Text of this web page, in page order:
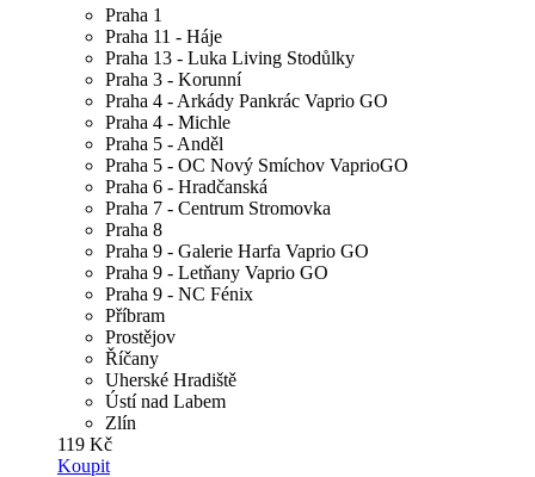
Praha 1
Praha 11 - Háje
Praha 13 - Luka Living Stodůlky
Praha 3 - Korunní
Praha 4 - Arkády Pankrác Vaprio GO
Praha 4 - Michle
Praha 5 - Anděl
Praha 5 - OC Nový Smíchov VaprioGO
Praha 6 - Hradčanská
Praha 7 - Centrum Stromovka
Praha 8
Praha 9 - Galerie Harfa Vaprio GO
Praha 9 - Letňany Vaprio GO
Praha 9 - NC Fénix
Příbram
Prostějov
Říčany
Uherské Hradiště
Ústí nad Labem
Zlín
119 Kč
Koupit